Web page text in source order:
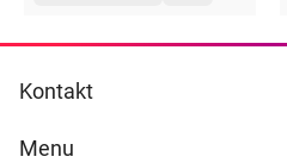
Kontakt
Menu